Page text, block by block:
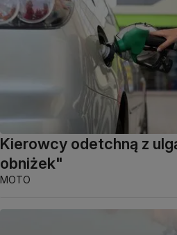
Kierowcy odetchną z
obniżek"
MOTO